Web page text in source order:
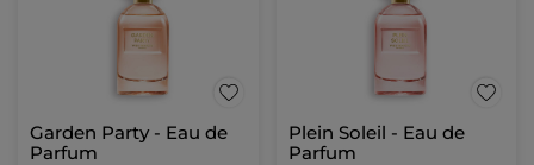
Garden Party - Eau de
Parfum
Plein Soleil - Eau de
Parfum